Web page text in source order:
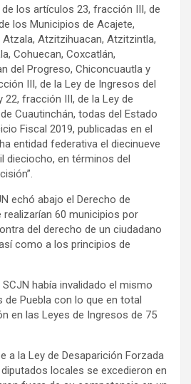
de los artículos 23, fracción III, de
los Municipios de Acajete,
Atzitzihuacan, Atzitzintla,
Cohuecan, Coxcatlán,
del Progreso, Chiconcuautla y
III, de la Ley de Ingresos del
fracción III, de la Ley de
Cuautinchán, todas del Estado
Fiscal 2019, publicadas en el
entidad federativa el diecinueve
dieciocho, en términos del
echó abajo el Derecho de
60 municipios por
del derecho de un ciudadano
como a los principios de
había invalidado el mismo
Puebla con lo que en total
en las Leyes de Ingresos de 75
a la Ley de Desaparición Forzada
locales se excedieron en